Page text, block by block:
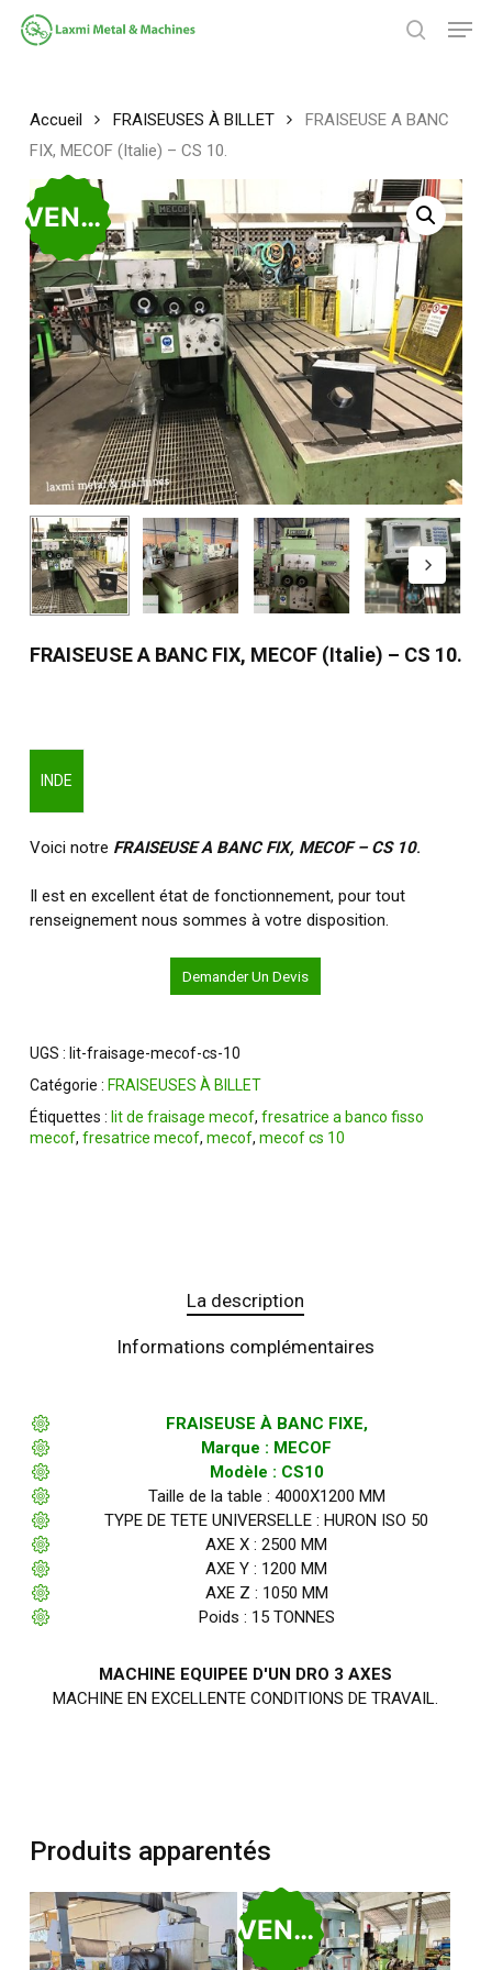
Passer
Accueil FRAISEUSES À BILLET
FRAISEUSE A BANC
FIX, MECOF (Italie) – CS 10.
VENDU
FRAISEUSE A BANC FIX, MECOF (Italie) – CS 10.
INDE
Voici notre FRAISEUSE A BANC FIX, MECOF – CS 10.
Il est en excellent état de fonctionnement, pour tout
renseignement nous sommes à votre disposition.
Demander Un Devis
UGS : lit-fraisage-mecof-cs-10
Catégorie : FRAISEUSES À BILLET
Étiquettes : lit de fraisage mecof, fresatrice a banco fisso
mecof, fresatrice mecof, mecof, mecof cs 10
La description
Informations complémentaires
FRAISEUSE À BANC FIXE,
Marque : MECOF
Modèle : CS10
Taille de la table : 4000X1200 MM
TYPE DE TETE UNIVERSELLE : HURON ISO 50
AXE X : 2500 MM
AXE Y : 1200 MM
AXE Z : 1050 MM
Poids : 15 TONNES
MACHINE EQUIPEE D'UN DRO 3 AXES
MACHINE EN EXCELLENTE CONDITIONS DE TRAVAIL.
Produits apparentés
VENDU
menu